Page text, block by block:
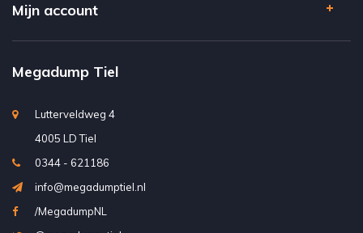
Mijn account
Megadump Tiel
Lutterveldweg 4
4005 LD Tiel
0344 - 621186
info@megadumptiel.nl
/MegadumpNL